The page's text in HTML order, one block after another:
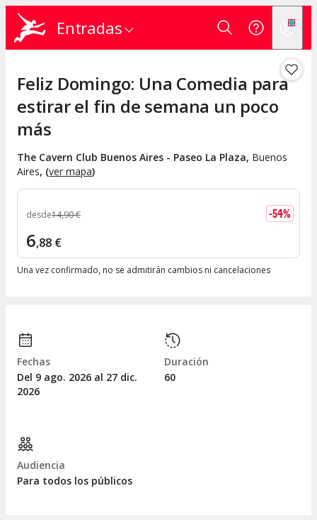
Entradas
Feliz Domingo: Una Comedia para
estirar el fin de semana un poco
más
The Cavern Club Buenos Aires - Paseo La Plaza, Buenos
Aires, (ver mapa)
desde14,90€ -54%
6,88 €
Una vez confirmado, no se admitirán cambios ni cancelaciones
Fechas
Del 9 ago. 2026 al 27 dic.
2026
Duración
60
Audiencia
Para todos los públicos